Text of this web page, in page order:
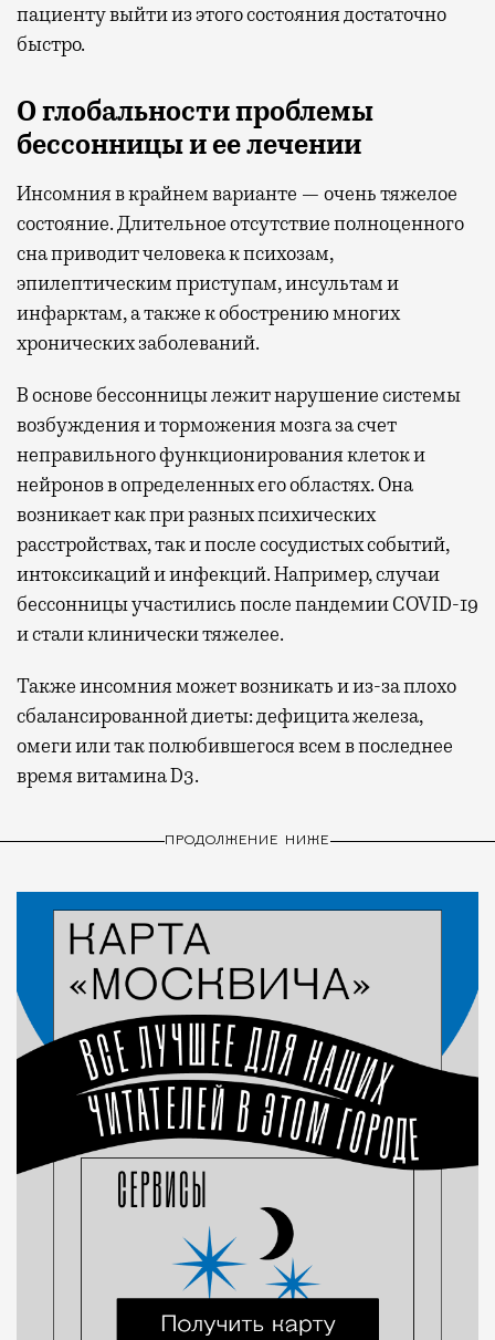
пациенту выйти из этого состояния достаточно
быстро.
О глобальности проблемы
бессонницы и ее лечении
Инсомния в крайнем варианте — очень тяжелое
состояние. Длительное отсутствие полноценного
сна приводит человека к психозам,
эпилептическим приступам, инсультам и
инфарктам, а также к обострению многих
хронических заболеваний.
В основе бессонницы лежит нарушение системы
возбуждения и торможения мозга за счет
неправильного функционирования клеток и
нейронов в определенных его областях. Она
возникает как при разных психических
расстройствах, так и после сосудистых событий,
интоксикаций и инфекций. Например, случаи
бессонницы участились после пандемии COVID-19
и стали клинически тяжелее.
Также инсомния может возникать и из-за плохо
сбалансированной диеты: дефицита железа,
омеги или так полюбившегося всем в последнее
время витамина D3.
ПРОДОЛЖЕНИЕ НИЖЕ